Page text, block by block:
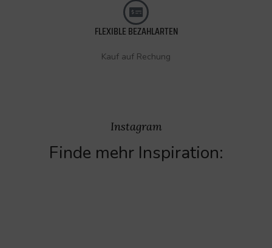
FLEXIBLE BEZAHLARTEN
Kauf auf Rechung
Instagram
Finde mehr Inspiration: